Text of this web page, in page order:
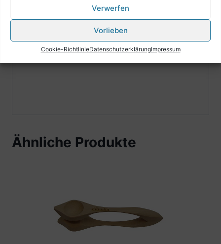
Verwerfen
Vorlieben
Cookie-RichtlinieDatenschutzerklärungImpressum
Ähnliche Produkte